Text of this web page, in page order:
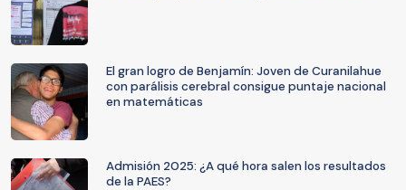
El gran logro de Benjamín: Joven de Curanilahue
con parálisis cerebral consigue puntaje nacional
en matemáticas
Admisión 2025: ¿A qué hora salen los resultados
de la PAES?